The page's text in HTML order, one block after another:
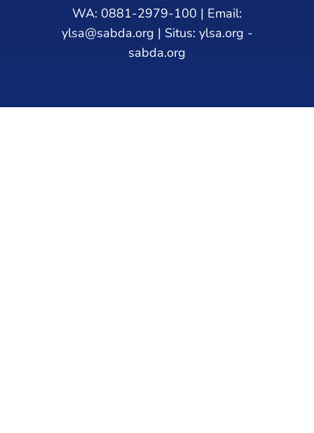
WA: 0881-2979-100 | Email:
ylsa@sabda.org | Situs: ylsa.org -
sabda.org